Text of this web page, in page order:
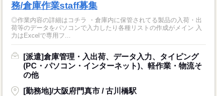
務/倉庫作業staff募集
◎作業内容の詳細はコチラ ・倉庫内に保管されてる製品の入荷・出
荷等のデータをパソコンで入力したり各種リストの作成がメイン 入
力はExcelで専用フ...
[派遣]倉庫管理・入出荷、データ入力、タイピング
(PC・パソコン・インターネット)、軽作業・物流そ
の他
[勤務地]/大阪府門真市 / 古川橋駅